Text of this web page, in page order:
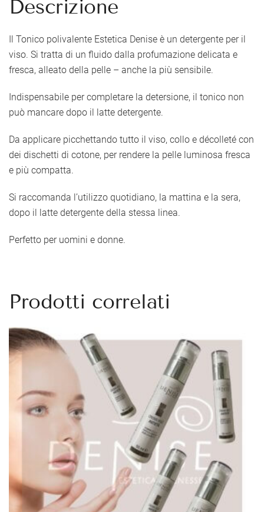
Descrizione
Il Tonico polivalente Estetica Denise è un detergente per il
viso. Si tratta di un fluido dalla profumazione delicata e
fresca, alleato della pelle – anche la più sensibile.
Indispensabile per completare la detersione, il tonico non
può mancare dopo il latte detergente.
Da applicare picchettando tutto il viso, collo e décolleté con
dei dischetti di cotone, per rendere la pelle luminosa fresca
e più compatta.
Si raccomanda l’utilizzo quotidiano, la mattina e la sera,
dopo il latte detergente della stessa linea.
Perfetto per uomini e donne.
Prodotti correlati